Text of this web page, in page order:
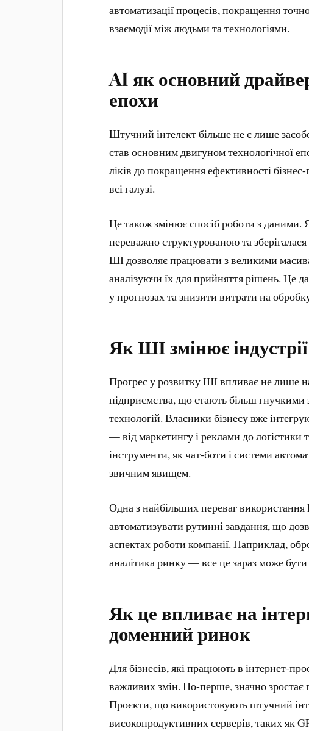
автоматизації процесів, покращення
взаємодії між людьми та технологіями.
AI як основний
епохи
Штучний інтелект більше не є лише
став основним двигуном технологічної
ліків до покращення ефективності
всі галузі.
Це також змінює спосіб роботи з даними.
переважно структурованою та
ШІ дозволяє працювати з великими
аналізуючи їх для прийняття рішень. Це
у прогнозах та знизити витрати на
Як ШІ змінює індустрії
Прогрес у розвитку ШІ впливає не лише
підприємства, що стають більш
технологій. Власники бізнесу вже
— від маркетингу і реклами до логістики
інструменти, як чат-боти і системи
звичним явищем.
Одна з найбільших переваг
автоматизувати рутинні завдання, що
аспектах роботи компанії. Наприклад,
аналітика ринку — все це зараз може
Як це впливає на
доменний ринок
Для бізнесів, які працюють в інтернет-
важливих змін. По-перше, значно
Проєкти, що використовують штучний
високопродуктивних серверів, таких як